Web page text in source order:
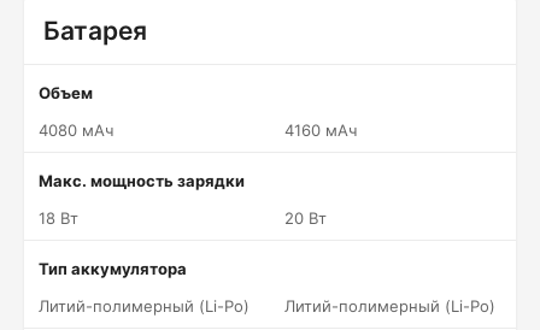
Батарея
Объем
4080 мАч
4160 мАч
Макс. мощность зарядки
18 Вт
20 Вт
Тип аккумулятора
Литий-полимерный (Li-Po)
Литий-полимерный (Li-Po)